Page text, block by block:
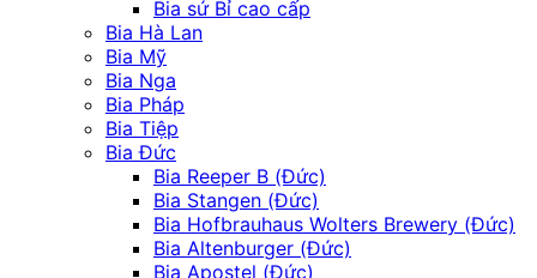
Bia sứ Bỉ cao cấp
Bia Hà Lan
Bia Mỹ
Bia Nga
Bia Pháp
Bia Tiệp
Bia Đức
Bia Reeper B (Đức)
Bia Stangen (Đức)
Bia Hofbrauhaus Wolters Brewery (Đức)
Bia Altenburger (Đức)
Bia Apostel (Đức)